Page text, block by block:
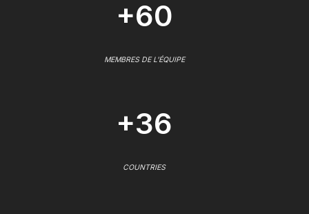
+60
MEMBRES DE L'ÉQUIPE
+36
COUNTRIES